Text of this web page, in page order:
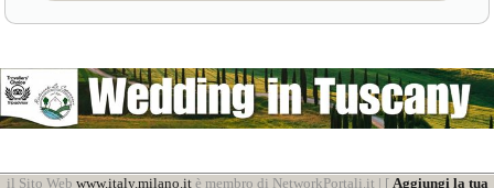
il Sito Web www.italy.milano.itè membro di NetworkPortali.it | [ Aggiungi la tua